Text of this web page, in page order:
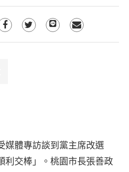
網路翻攝
媒體專訪談到黨主席改選
利交棒」。桃園市長張善政